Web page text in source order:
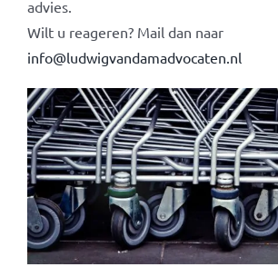
advies.
Wilt u reageren? Mail dan naar
info@ludwigvandamadvocaten.nl